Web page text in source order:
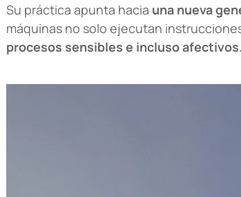
Su práctica apunta hacia una nueva
máquinas no solo ejecutan
procesos sensibles e incluso afectivos.